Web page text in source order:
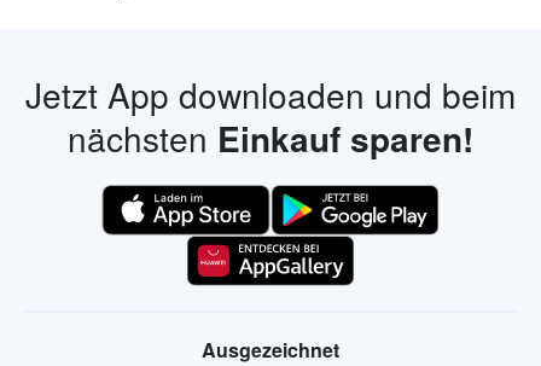
Jetzt App downloaden und beim
nächsten Einkauf sparen!
Ausgezeichnet